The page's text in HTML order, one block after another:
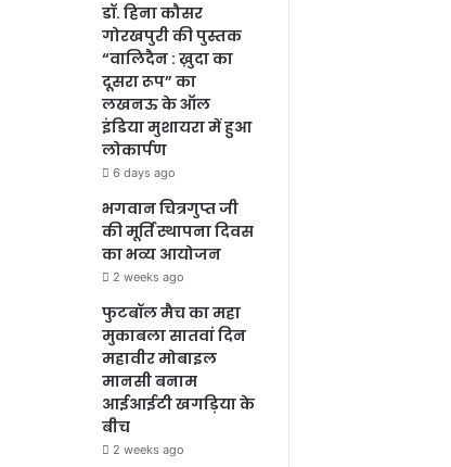
डॉ. हिना कौसर
गोरखपुरी की पुस्तक
“वालिदैन : ख़ुदा का
दूसरा रूप” का
लखनऊ के ऑल
इंडिया मुशायरा में हुआ
लोकार्पण
6 days ago
भगवान चित्रगुप्त जी
की मूर्ति स्थापना दिवस
का भव्य आयोजन
2 weeks ago
फुटबॉल मैच का महा
मुकाबला सातवां दिन
महावीर मोबाइल
मानसी बनाम
आईआईटी खगड़िया के
बीच
2 weeks ago